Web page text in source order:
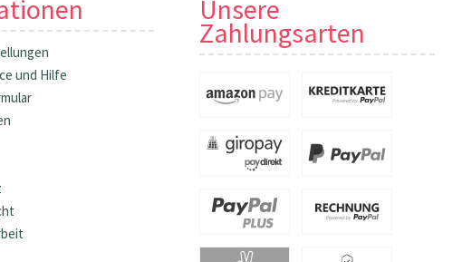
und Hilfe
Unsere
Zahlungsarten